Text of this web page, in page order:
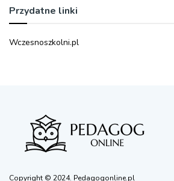
Przydatne linki
Wczesnoszkolni.pl
Copyright © 2024. Pedagogonline.pl